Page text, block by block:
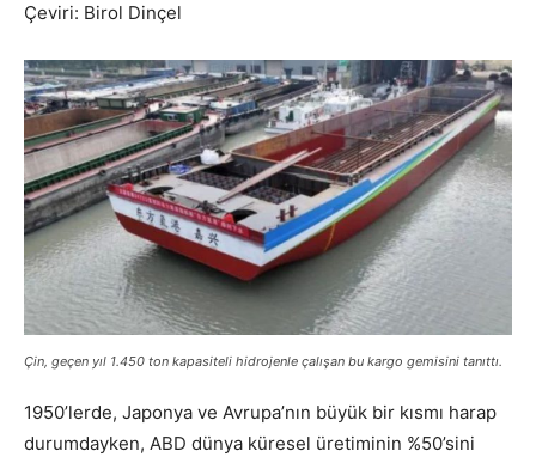
Çeviri: Birol Dinçel
Çin, geçen yıl 1.450 ton kapasiteli hidrojenle çalışan bu kargo gemisini tanıttı.
1950’lerde, Japonya ve Avrupa’nın büyük bir kısmı harap
durumdayken, ABD dünya küresel üretiminin %50’sini